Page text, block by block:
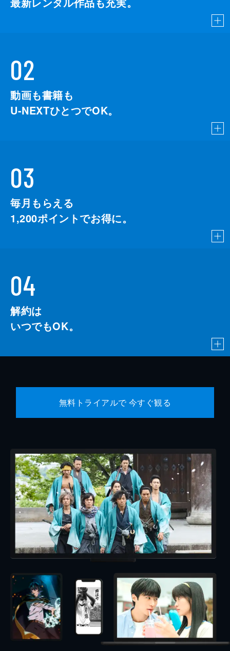
02
動画も書籍も
U-NEXTひとつでOK。
03
毎月もらえる
1,200ポイントでお得に。
04
解約は
いつでもOK。
無料トライアルで 今すぐ観る